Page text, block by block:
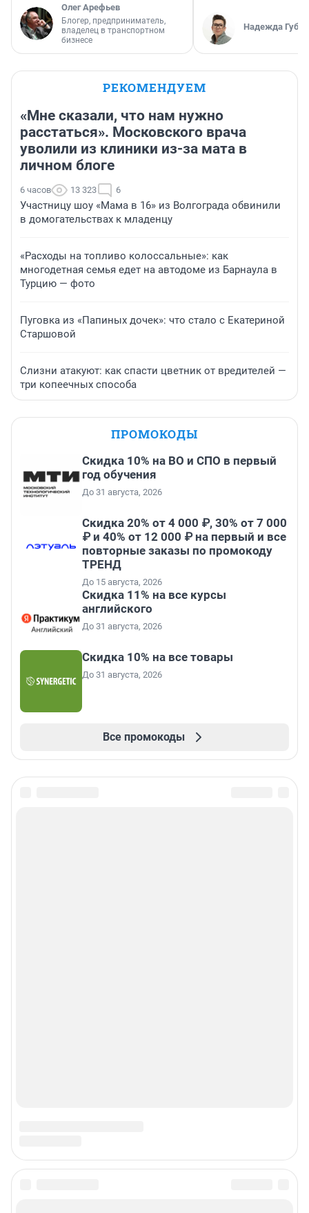
Олег Арефьев
Блогер, предприниматель,
владелец в транспортном
бизнесе
Надежда
РЕКОМЕНДУЕМ
«Мне сказали, что нам нужно
расстаться». Московского врача
уволили из клиники из-за мата в
личном блоге
6 часов 13 323 6
Участницу шоу «Мама в 16» из Волгограда обвинили
в домогательствах к младенцу
«Расходы на топливо колоссальные»: как
многодетная семья едет на автодоме из Барнаула в
Турцию — фото
Пуговка из «Папиных дочек»: что стало с Екатериной
Старшовой
Слизни атакуют: как спасти цветник от вредителей —
три копеечных способа
ПРОМОКОДЫ
Скидка 10% на ВО и СПО в первый
год обучения
До 31 августа, 2026
Скидка 20% от 4 000 ₽, 30% от 7 000
₽ и 40% от 12 000 ₽ на первый и все
повторные заказы по промокоду
ТРЕНД
До 15 августа, 2026
Скидка 11% на все курсы
английского
До 31 августа, 2026
Скидка 10% на все товары
До 31 августа, 2026
Все промокоды